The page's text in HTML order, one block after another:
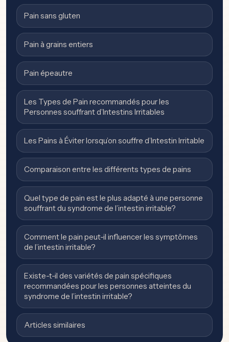
Pain sans gluten
Pain à grains entiers
Pain épeautre
Les Types de Pain recommandés pour les
Personnes souffrant d’Intestins Irritables
Les Pains à Éviter lorsqu’on souffre d’Intestin Irritable
Comparaison entre les différents types de pains
Quel type de pain est le plus adapté à une personne
souffrant du syndrome de l’intestin irritable?
Comment le pain peut-il influencer les symptômes
de l’intestin irritable?
Existe-t-il des variétés de pain spécifiques
recommandées pour les personnes atteintes du
syndrome de l’intestin irritable?
Articles similaires